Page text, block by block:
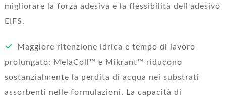
migliorare la forza adesiva e la flessibilità dell'adesivo
EIFS.
Maggiore ritenzione idrica e tempo di lavoro
prolungato: MelaColl™ e Mikrant™ riducono
sostanzialmente la perdita di acqua nei substrati
assorbenti nelle formulazioni. La capacità di